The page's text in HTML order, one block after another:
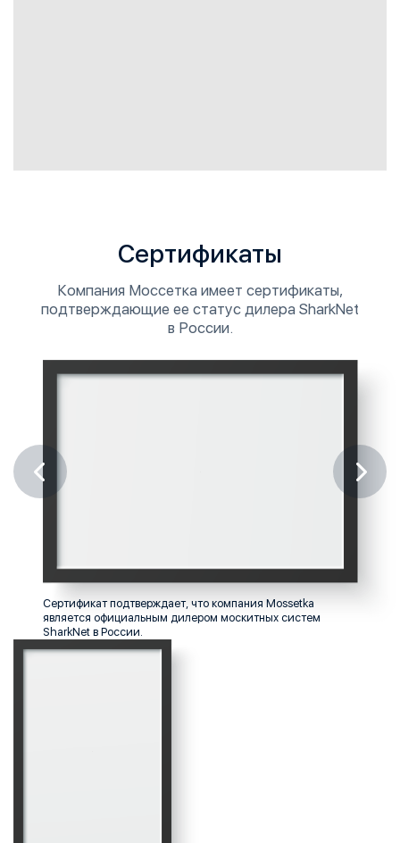
Сертификаты
Компания Моссетка имеет сертификаты,
подтверждающие ее статус дилера SharkNet
в России.
Сертификат подтверждает, что компания Mossetka
является официальным дилером москитных систем
SharkNet в России.